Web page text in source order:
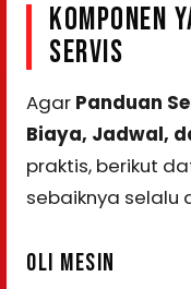
KOMPONEN
SERVIS
Agar Panduan
Biaya, Jadwal,
praktis, berikut
sebaiknya selalu
OLI MESIN